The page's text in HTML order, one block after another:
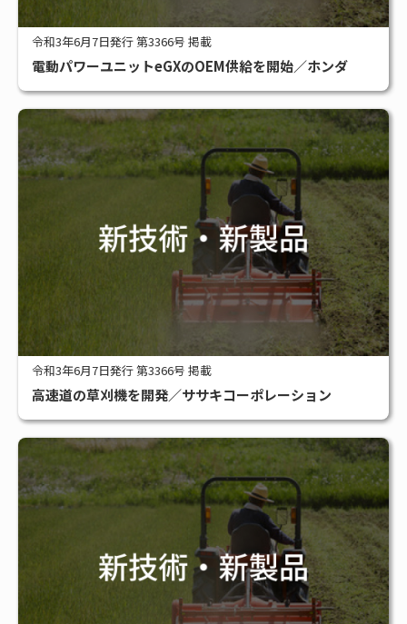
令和3年6月7日発行 第3366号 掲載
電動パワーユニットeGXのOEM供給を開始／ホンダ
令和3年6月7日発行 第3366号 掲載
高速道の草刈機を開発／ササキコーポレーション